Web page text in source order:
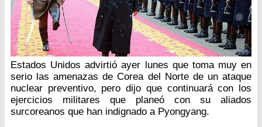
Estados Unidos advirtió ayer lunes que toma muy en
serio las amenazas de Corea del Norte de un ataque
nuclear preventivo, pero dijo que continuará con los
ejercicios militares que planeó con su aliados
surcoreanos que han indignado a Pyongyang.